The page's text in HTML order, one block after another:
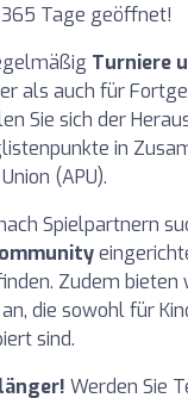
Tage geöffnet!
Turniere
als auch für
Sie sich der
in
(APU).
Spielpartnern
Zudem bieten
die sowohl für
sind.
Werden Sie